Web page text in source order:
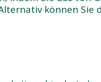
können Sie